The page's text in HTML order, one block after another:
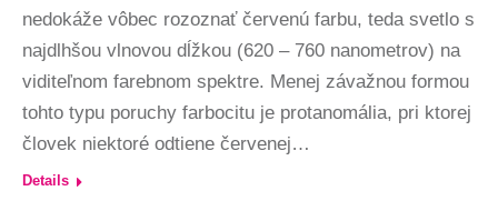
nedokáže vôbec rozoznať červenú farbu, teda svetlo s
najdlhšou vlnovou dĺžkou (620 – 760 nanometrov) na
viditeľnom farebnom spektre. Menej závažnou formou
tohto typu poruchy farbocitu je protanomália, pri ktorej
človek niektoré odtiene červenej…
Details